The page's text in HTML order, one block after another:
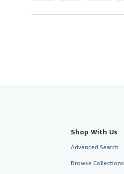
Shop With Us
Advanced Search
Browse Collections